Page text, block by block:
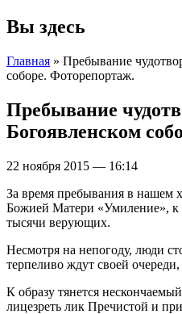
Вы здесь
Главная » Пребывание
соборе. Фоторепортаж.
Пребывание
Богоявленском
22 ноября 2015 — 16:14
За время пребывания в нашем
Божией Матери «Умиление», к
тысячи верующих.
Несмотря на непогоду, люди
терпеливо ждут своей
К образу тянется
лицезреть лик Пречистой и